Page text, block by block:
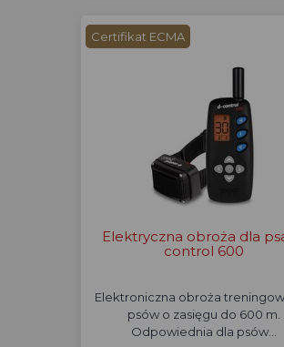
Certifikat ECMA
Elektryczna obroża dla
control 600
Elektroniczna obroża
psów o zasięgu do 600 m.
Odpowiednia dla psów…